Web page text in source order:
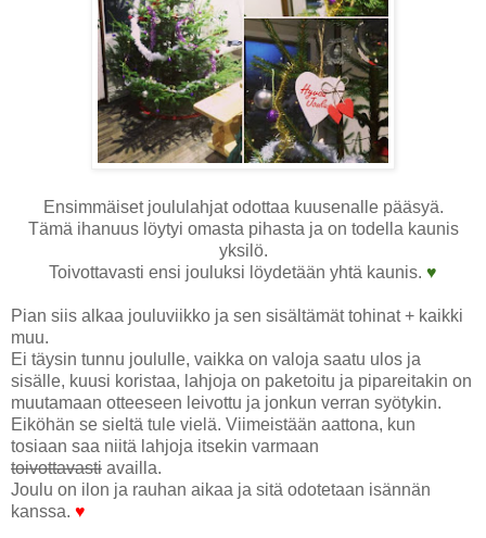
Ensimmäiset joululahjat odottaa kuusenalle pääsyä.
Tämä ihanuus löytyi omasta pihasta ja on todella kaunis
yksilö.
Toivottavasti ensi jouluksi löydetään yhtä kaunis. ♥
Pian siis alkaa jouluviikko ja sen sisältämät tohinat + kaikki
muu.
Ei täysin tunnu joululle, vaikka on valoja saatu ulos ja
sisälle, kuusi koristaa, lahjoja on paketoitu ja pipareitakin on
muutamaan otteeseen leivottu ja jonkun verran syötykin.
Eiköhän se sieltä tule vielä. Viimeistään aattona, kun
tosiaan saa niitä lahjoja itsekin varmaan
toivottavasti availla.
Joulu on ilon ja rauhan aikaa ja sitä odotetaan isännän
kanssa. ♥